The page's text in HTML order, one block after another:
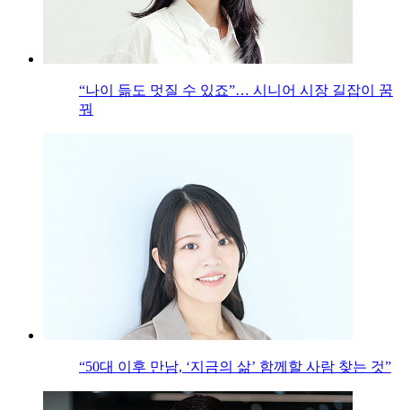
“나이 듦도 멋질 수 있죠”… 시니어 시장 길잡이 꿈
꿔
“50대 이후 만남, ‘지금의 삶’ 함께할 사람 찾는 것”